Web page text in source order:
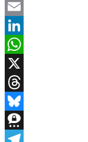
Facebook
Email
LinkedIn
WhatsApp
X
Threads
Bluesky
Threema